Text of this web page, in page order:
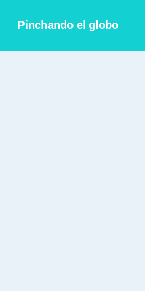
Pinchando el globo